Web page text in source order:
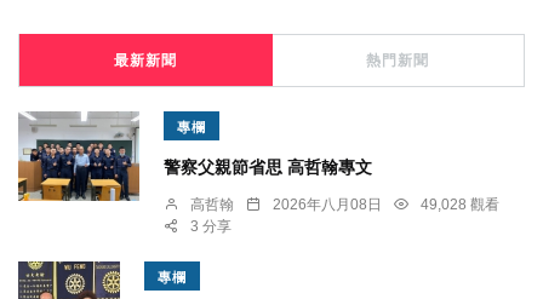
最新新聞 熱門新聞
專欄
警察父親節省思 高哲翰專文
高哲翰 2026年八月08日
49,028 觀看
3 分享
專欄